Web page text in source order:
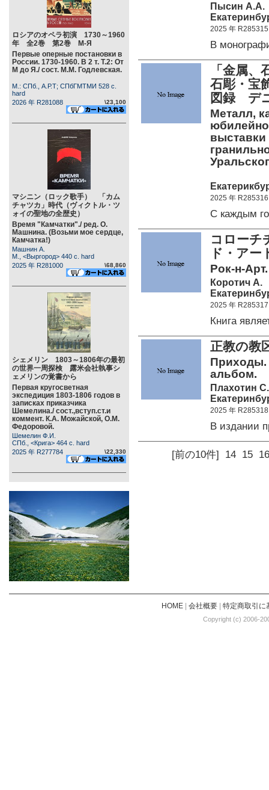
ロシアのオペラ初演 1730～1960
年 全2巻 第2巻 М-Я
Первые оперные постановки в
России. 1730-1960. В 2 т. Т.2: От
М до Я./ сост. М.М. Годлевская.
М.: СПб., А.Р.Т; СПбГМТМИ 528 c.
hard
2026 年 R281088
\23,100
マシニン（ロック歌手） 「カム
チャツカ」時代（ヴィクトル・ツ
ォイの聖地の全歴史）
Время "Камчатки"./ ред. О.
Машнина. (Возьми мое сердце,
Камчатка!)
Машнин А.
М., <Выргород> 440 c. hard
2025 年 R281000
\68,860
シェメリン 1803～1806年の最初
の世界一周探検 露米会社執事シ
ェメリンの覚書から
Первая кругосветная
экспедиция 1803-1806 годов в
записках приказчика
Шемелина./ сост.,вступ.ст.и
коммент. К.А. Можайской, О.М.
Федоровой.
Шемелин Ф.И.
СПб., <Крига> 464 c. hard
2025 年 R277784
\22,330
Пысин А.А.
2025 年 R285315
В
「金属
石彫・宝
図録 デ
Металл,
выставки
2025 年 R285316
С каждым
コローチ
ド・ア
Рок-н-
Коротич А.
2025 年 R285317
Книга
正教の
Приходы.
альбом.
Плахотин
2025 年 R285318
В издании
[前の10件] 14 15 16
HOME| 会社概要| 特定商取引に
Copyright (c) 2006-